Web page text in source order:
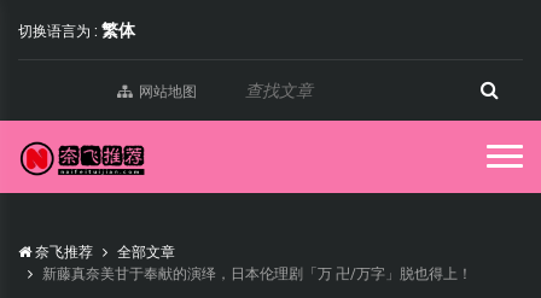
切换语言为 : 繁体
网站地图
奈飞推荐
全部文章
新藤真奈美甘于奉献的演绎，日本伦理剧「万 卍/万字」脱也得上！